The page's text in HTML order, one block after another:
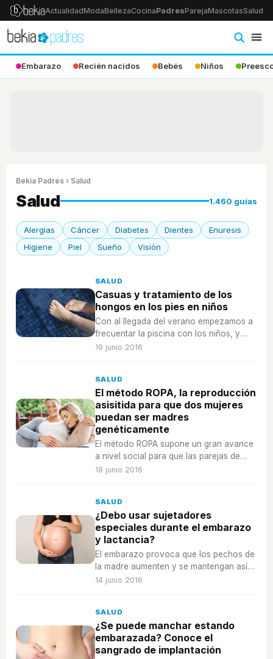
ActualidadModaBellezaCocinaPadresParejaMascotasSalud
Embarazo Recién nacidos Bebés Niños
Bekia Padres › Salud
Salud 1.460 guías
Alergias Cáncer Diabetes Dientes
Enuresis
Higiene
Piel Sueño Visión
SALUD
Casuas y tratamiento de los
hongos en los pies en niños
Con al llegada del verano empezamos a
frecuentar la piscina con los niños, y
aumenta el riesgo de coger hongos en
19 junio 2016
SALUD
El método ROPA, la reproducción
asisitida para que dos mujeres
puedan ser madres
genéticamente
El método ROPA supone un gran avance
a nivel social para que las parejas de
mujeres puedan tener hijos implicando
18 junio 2016
SALUD
¿Debo usar sujetadores
especiales durante el embarazo
y lactancia?
El embarazo provoca que los pechos de
la madre aumenten y se mantengan así
durante la lactancia, por ello debemos
14 junio 2016
SALUD
¿Se puede manchar estando
embarazada? Conoce el
sangrado de implantación